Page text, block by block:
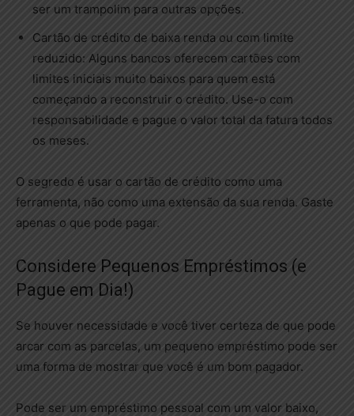
ser um trampolim para outras opções.
Cartão de crédito de baixa renda ou com limite
reduzido: Alguns bancos oferecem cartões com
limites iniciais muito baixos para quem está
começando a reconstruir o crédito. Use-o com
responsabilidade e pague o valor total da fatura todos
os meses.
O segredo é usar o cartão de crédito como uma
ferramenta, não como uma extensão da sua renda. Gaste
apenas o que pode pagar.
Considere Pequenos Empréstimos (e
Pague em Dia!)
Se houver necessidade e você tiver certeza de que pode
arcar com as parcelas, um pequeno empréstimo pode ser
uma forma de mostrar que você é um bom pagador.
Pode ser um empréstimo pessoal com um valor baixo,